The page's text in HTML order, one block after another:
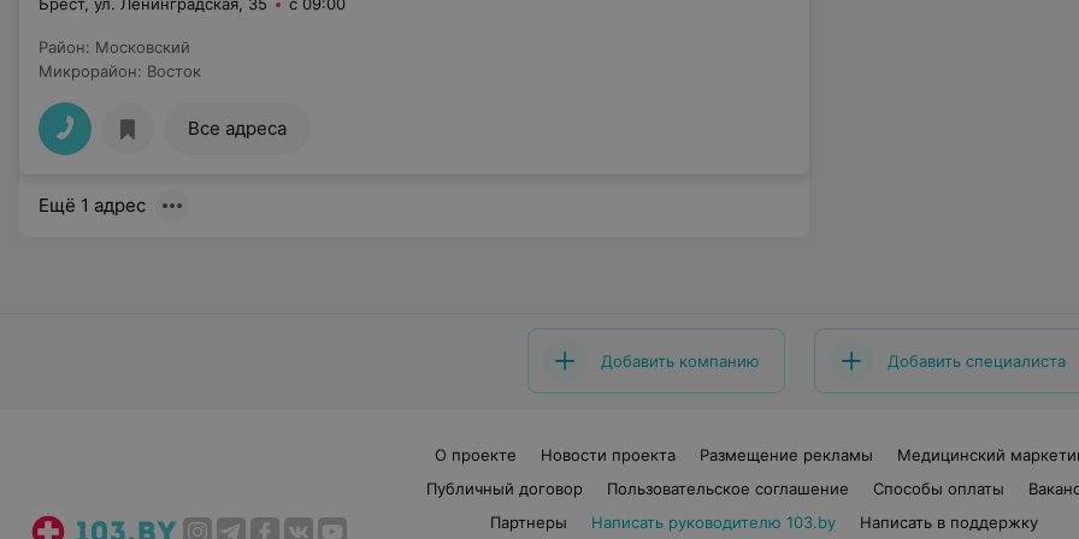
Район: Московский
Микрорайон: Восток
Все адреса
Ещё 1 адрес
Добавить компанию Добавить специалиста
О проекте Новости проекта Размещение рекламы
Медицинский
Публичный договор
Пользовательское соглашение Способы оплаты
Партнеры
Написать руководителю 103.by Написать в поддержку